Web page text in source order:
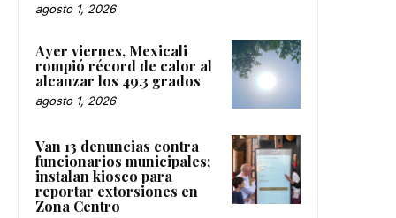
agosto 1, 2026
Ayer viernes, Mexicali
rompió récord de calor al
alcanzar los 49.3 grados
agosto 1, 2026
Van 13 denuncias contra
funcionarios municipales;
instalan kiosco para
reportar extorsiones en
Zona Centro